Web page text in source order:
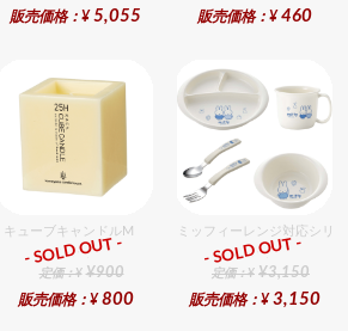
販売価格：¥ 5,055 販売価格：¥ 460
キアンティ 2個入りセット
キューブキャンドルM
ギフト
定価：¥ ¥900
販売価格：¥ 800
- SOLD OUT -
ミッフィーレンジ対応シリ
ギフト
定価：¥ ¥3,150
販売価格：¥ 3,150
- SOLD OUT -